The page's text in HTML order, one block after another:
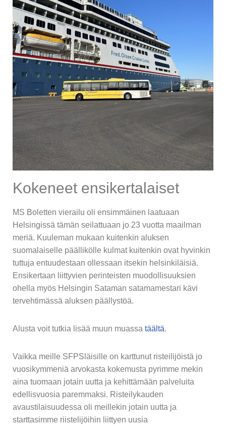
Kokeneet ensikertalaiset
MS Boletten vierailu oli ensimmäinen laatuaan
Helsingissä tämän seilattuaan jo 23 vuotta maailman
meriä. Kuuleman mukaan kuitenkin aluksen
suomalaiselle päällikölle kulmat kuitenkin ovat hyvinkin
tuttuja entuudestaan ollessaan itsekin helsinkiläisiä.
Ensikertaan liittyvien perinteisten muodollisuuksien
ohella myös Helsingin Sataman satamamestari kävi
tervehtimässä aluksen päällystöä.
Alusta voit tutkia lisää muun muassa täältä.
Vaikka meille SFPSläisille on karttunut risteilijöistä jo
vuosikymmeniä arvokasta kokemusta pyrimme mekin
aina tuomaan jotain uutta ja kehittämään palveluita
edellisvuosia paremmaksi. Risteilykauden
avaustilaisuudessa oli meillekin jotain uutta ja
starttasimme riistelijöihin liittyen uusia